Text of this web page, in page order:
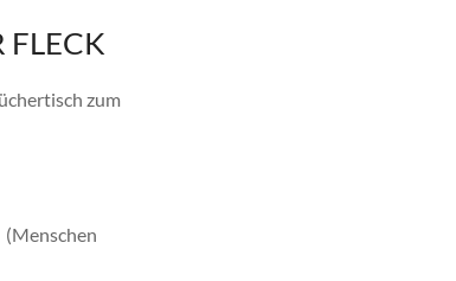
zum
(Menschen